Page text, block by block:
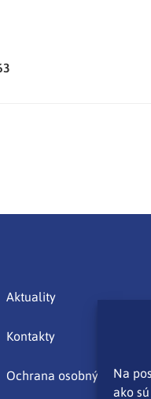
Na
ako
Aktuality
Kontakty
Ochrana osobných údajov